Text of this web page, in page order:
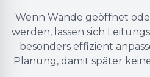
Wenn Wände geöffnet
werden, lassen sich
besonders effizient
Planung, damit später